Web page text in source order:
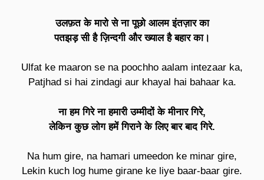
उलफ़त के मारो से ना पूछो आलम इंतज़ार का
पतझड़ सी है ज़िन्दगी और ख्याल है बहार का।
Ulfat ke maaron se na poochho aalam intezaar ka,
Patjhad si hai zindagi aur khayal hai bahaar ka.
ना हम गिरे ना हमारी उम्मीदों के मीनार गिरे,
लेकिन कुछ लोग हमें गिराने के लिए बार बाद गिरे.
Na hum gire, na hamari umeedon ke minar gire,
Lekin kuch log hume girane ke liye baar-baar gire.